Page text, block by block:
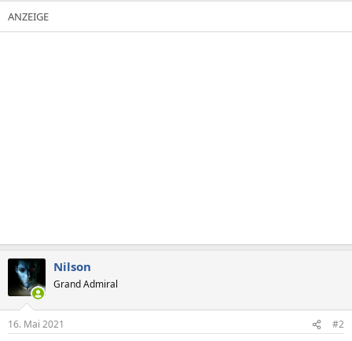
Nilson
Grand Admiral
16. Mai 2021 #2